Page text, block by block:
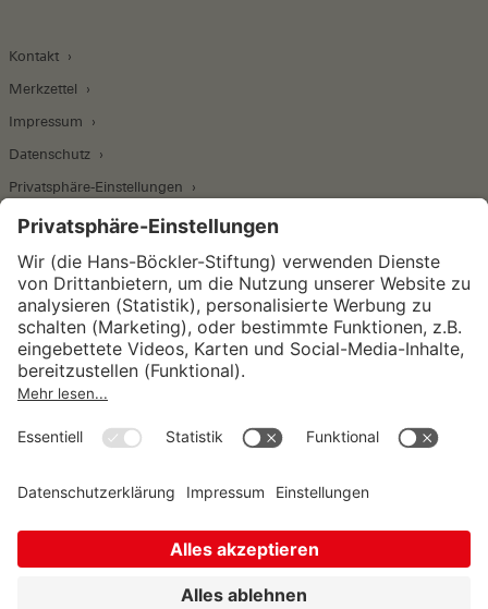
Kontakt
Merkzettel
Impressum
Datenschutz
Privatsphäre-Einstellungen
Wirtschafts- und Sozialwissenschaftliches Institut
Institut für Makroökonomie und
Konjunkturforschung
Unternehmensführung
Sozialrecht